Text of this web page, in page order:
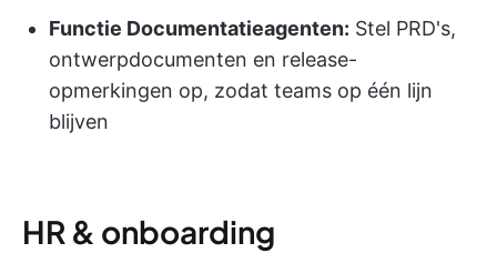
Functie Documentatieagenten: Stel PRD's,
ontwerpdocumenten en release-
opmerkingen op, zodat teams op één lijn
blijven
HR & onboarding